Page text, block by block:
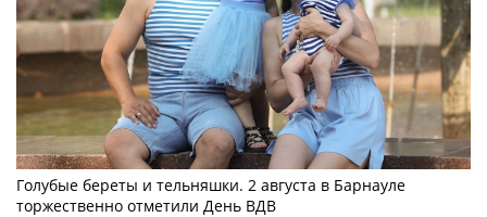
Голубые береты и тельняшки. 2 августа в Барнауле
торжественно отметили День ВДВ